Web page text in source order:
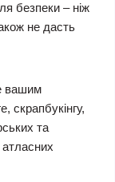
безпеки – ніж
не дасть
вашим
скрапбукінгу,
та
атласних